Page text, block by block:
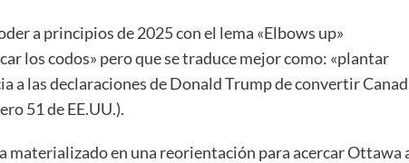
a principios de 2025 con el lema «Elbows up»
los codos» pero que se traduce mejor como: «plantar
a las declaraciones de Donald Trump de convertir
51 de EE.UU.).
materializado en una reorientación para acercar Ottawa